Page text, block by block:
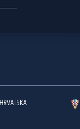
HRVATSKA